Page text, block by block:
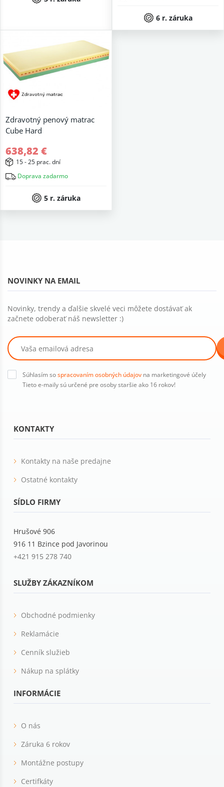
6 r. záruka
Zdravotný penový matrac
Cube Hard
638,82 €
15 - 25 prac. dní
Doprava zadarmo
5 r. záruka
KONTAKTY
Kontakty na naše predajne
Ostatné kontakty
SÍDLO FIRMY
Hrušové 906
916 11 Bzince pod Javorinou
+421 915 278 740
SLUŽBY ZÁKAZNÍKOM
Obchodné podmienky
Reklamácie
Cenník služieb
Nákup na splátky
INFORMÁCIE
O nás
Záruka 6 rokov
Montážne postupy
Certifkáty
NOVINKY NA EMAIL
Novinky, trendy a ďalšie skvelé veci môžete dostávať ak
začnete odoberať náš newsletter :)
Súhlasím sospracovaním osobných údajov na marketingové účely
Tieto e-maily sú určené pre osoby staršie ako 16 rokov!